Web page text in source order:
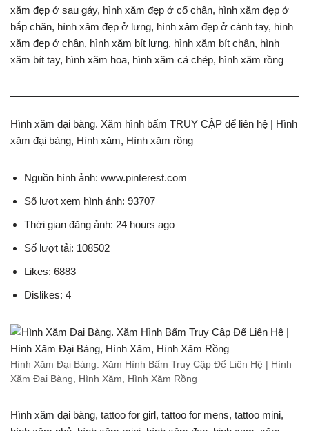
xăm đẹp ở sau gáy, hình xăm đẹp ở cổ chân, hình xăm đẹp ở
bắp chân, hình xăm đẹp ở lưng, hình xăm đẹp ở cánh tay, hình
xăm đẹp ở chân, hình xăm bít lưng, hình xăm bít chân, hình
xăm bít tay, hình xăm hoa, hình xăm cá chép, hình xăm rồng
Hình xăm đại bàng. Xăm hình bấm TRUY CẬP để liên hệ | Hình
xăm đại bàng, Hình xăm, Hình xăm rồng
Nguồn hình ảnh: www.pinterest.com
Số lượt xem hình ảnh: 93707
Thời gian đăng ảnh: 24 hours ago
Số lượt tải: 108502
Likes: 6883
Dislikes: 4
Hình Xăm Đại Bàng. Xăm Hình Bấm Truy Cập Để Liên Hệ | Hình
Xăm Đại Bàng, Hình Xăm, Hình Xăm Rồng
Hình xăm đại bàng, tattoo for girl, tattoo for mens, tattoo mini,